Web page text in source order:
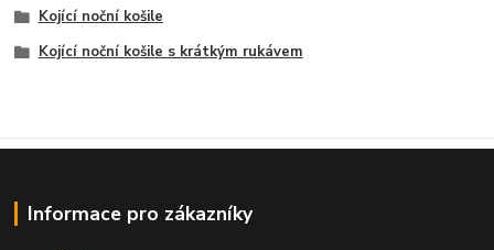
Kojící noční košile
Kojící noční košile s krátkým rukávem
Informace pro zákazníky